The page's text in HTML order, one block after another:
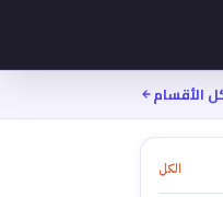
الأقسام
الكل